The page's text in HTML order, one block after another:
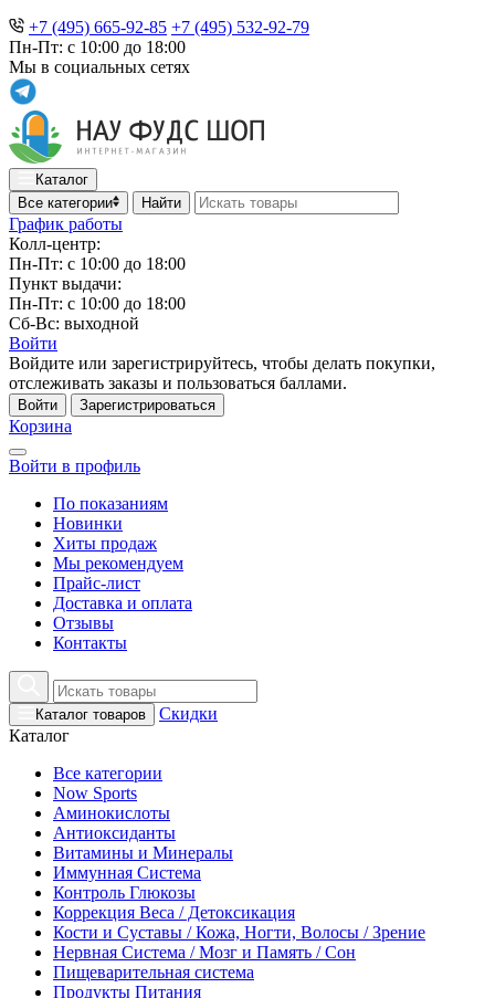
+7 (495) 665-92-85 +7 (495) 532-92-79
Пн-Пт: с 10:00 до 18:00
Мы в социальных сетях
Каталог
Все категории
Найти
График работы
Колл-центр:
Пн-Пт: с 10:00 до 18:00
Пункт выдачи:
Пн-Пт: с 10:00 до 18:00
Сб-Вс: выходной
Войти
Войдите или зарегистрируйтесь, чтобы делать покупки,
отслеживать заказы и пользоваться баллами.
Войти Зарегистрироваться
Корзина
Войти в профиль
По показаниям
Новинки
Хиты продаж
Мы рекомендуем
Прайс-лист
Доставка и оплата
Отзывы
Контакты
Каталог товаров
Скидки
Каталог
Все категории
Now Sports
Аминокислоты
Антиоксиданты
Витамины и Минералы
Иммунная Система
Контроль Глюкозы
Коррекция Веса / Детоксикация
Кости и Суставы / Кожа, Ногти, Волосы / Зрение
Нервная Система / Мозг и Память / Сон
Пищеварительная система
Продукты Питания